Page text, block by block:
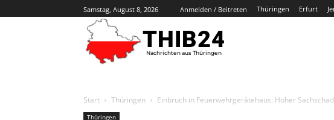
Samstag, August 8, 2026 Anmelden / Beitreten Thüringen Erfurt
THIB24
Nachrichten aus Thüringen
Start Thüringen Einbruch in Feuerwehrgerätehaus: Hoher
Thüringen